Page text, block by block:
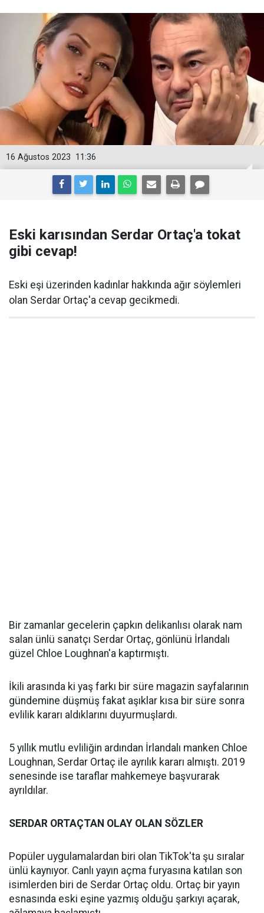
11:36
16 Ağustos 2023
Eski karısından Serdar Ortaç'a tokat
gibi cevap!
Eski eşi üzerinden kadınlar hakkında ağır söylemleri
olan Serdar Ortaç'a cevap gecikmedi.
Bir zamanlar gecelerin çapkın delikanlısı olarak nam
salan ünlü sanatçı Serdar Ortaç, gönlünü İrlandalı
güzel Chloe Loughnan'a kaptırmıştı.
İkili arasında ki yaş farkı bir süre magazin sayfalarının
gündemine düşmüş fakat aşıklar kısa bir süre sonra
evlilik kararı aldıklarını duyurmuşlardı.
5 yıllık mutlu evliliğin ardından İrlandalı manken Chloe
Loughnan, Serdar Ortaç ile ayrılık kararı almıştı. 2019
senesinde ise taraflar mahkemeye başvurarak
ayrıldılar.
SERDAR ORTAÇTAN OLAY OLAN SÖZLER
Popüler uygulamalardan biri olan TikTok'ta şu sıralar
ünlü kaynıyor. Canlı yayın açma furyasına katılan son
isimlerden biri de Serdar Ortaç oldu. Ortaç bir yayın
esnasında eski eşine yazmış olduğu şarkıyı açarak,